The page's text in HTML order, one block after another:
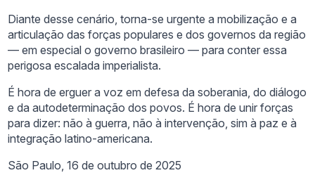
Diante desse cenário, torna-se urgente a mobilização e a
articulação das forças populares e dos governos da região
— em especial o governo brasileiro — para conter essa
perigosa escalada imperialista.
É hora de erguer a voz em defesa da soberania, do diálogo
e da autodeterminação dos povos. É hora de unir forças
para dizer: não à guerra, não à intervenção, sim à paz e à
integração latino-americana.
São Paulo, 16 de outubro de 2025